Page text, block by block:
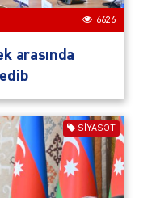
6626
arasında
SIYASƏT